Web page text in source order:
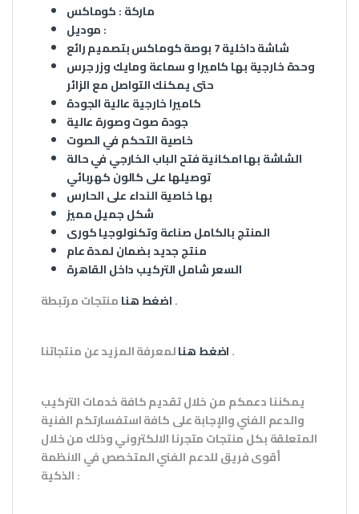
ماركة : كوماكس
موديل :
شاشة داخلية 7 بوصة كوماكس بتصميم رائع
وحدة خارجية بها كاميرا و سماعة ومايك وزر جرس
حتى يمكنك التواصل مع الزائر
كاميرا خارجية عالية الجودة
جودة صوت وصورة عالية
خاصية التحكم في الصوت
الشاشة بها امكانية فتح الباب الخارجي في حالة
توصيلها على كالون كهربائي
بها خاصية النداء على الحارس
شكل جميل مميز
المنتج بالكامل صناعة وتكنولوجيا كورى
منتج جديد بضمان لمدة عام
السعر شامل التركيب داخل القاهرة
منتجات مرتبطةاضغط هنا.
لمعرفة المزيد عن منتجاتنااضغط هنا.
يمكننا دعمكم من خلال تقديم كافة خدمات التركيب
والدعم الفني والإجابة على كافة استفسارتكم الفنية
المتعلقة بكل منتجات متجرنا الالكتروني وذلك من خلال
أقوى فريق للدعم الفني المتخصص في الانظمة
الذكية: